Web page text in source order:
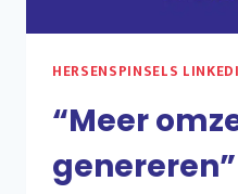
HERSENSPINSELS
“Meer
genereren”